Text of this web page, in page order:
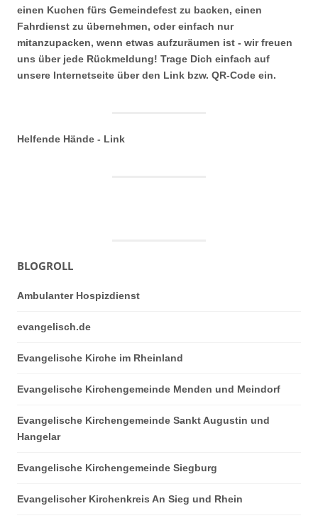
einen Kuchen fürs Gemeindefest zu backen, einen
Fahrdienst zu übernehmen, oder einfach nur
mitanzupacken, wenn etwas aufzuräumen ist - wir freuen
uns über jede Rückmeldung! Trage Dich einfach auf
unsere Internetseite über den Link bzw. QR-Code ein.
Helfende Hände - Link
BLOGROLL
Ambulanter Hospizdienst
evangelisch.de
Evangelische Kirche im Rheinland
Evangelische Kirchengemeinde Menden und Meindorf
Evangelische Kirchengemeinde Sankt Augustin und
Hangelar
Evangelische Kirchengemeinde Siegburg
Evangelischer Kirchenkreis An Sieg und Rhein